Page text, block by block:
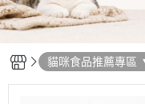
貓咪食品推薦專區